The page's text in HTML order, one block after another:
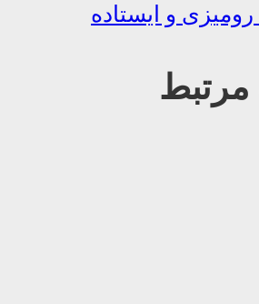
و ایستاده